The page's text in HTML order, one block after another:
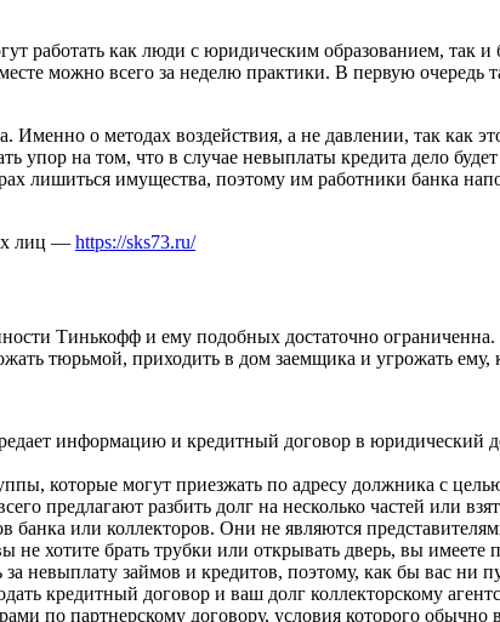
работать как люди с юридическим образованием, так
можно всего за неделю практики. В первую
Именно о методах воздействия, а не давлении, так как
упор на том, что в случае невыплаты кредита дело
лишиться имущества, поэтому им работники банка
лиц — https://sks73.ru/
Тинькофф и ему подобных достаточно
тюрьмой, приходить в дом заемщика и угрожать ему,
информацию и кредитный договор в юридический
которые могут приезжать по адресу должника с
предлагают разбить долг на несколько частей или
или коллекторов. Они не являются
хотите брать трубки или открывать дверь, вы имеете
невыплату займов и кредитов, поэтому, как бы вас ни
кредитный договор и ваш долг коллекторскому
по партнерскому договору, условия которого обычно